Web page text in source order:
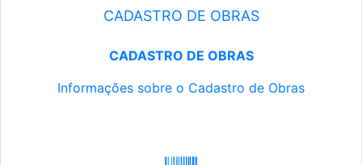
CADASTRO DE OBRAS
CADASTRO DE OBRAS
Informações sobre o Cadastro de Obras